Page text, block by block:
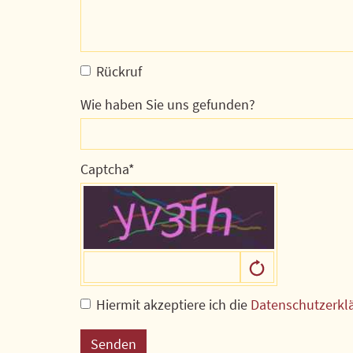
Rückruf
Wie haben Sie uns gefunden?
Captcha
Hiermit akzeptiere ich die
Senden